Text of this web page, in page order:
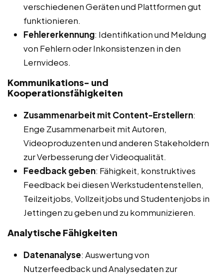
verschiedenen Geräten und Plattformen gut
funktionieren.
Fehlererkennung: Identifikation und Meldung
von Fehlern oder Inkonsistenzen in den
Lernvideos.
Kommunikations- und
Kooperationsfähigkeiten
Zusammenarbeit mit Content-Erstellern:
Enge Zusammenarbeit mit Autoren,
Videoproduzenten und anderen Stakeholdern
zur Verbesserung der Videoqualität.
Feedback geben: Fähigkeit, konstruktives
Feedback bei diesen Werkstudentenstellen,
Teilzeitjobs, Vollzeitjobs und Studentenjobs in
Jettingen zu geben und zu kommunizieren.
Analytische Fähigkeiten
Datenanalyse: Auswertung von
Nutzerfeedback und Analysedaten zur